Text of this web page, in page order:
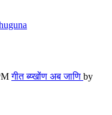
गीत ब्य्खोंण अब जाणि by